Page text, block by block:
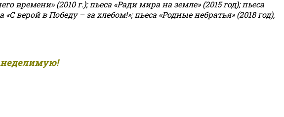
времени» (2010 г.); пьеса «Ради мира на земле» (2015 год); пьеса
«С верой в Победу – за хлебом!»;пьеса «Родные небратья» (2018 год),
неделимую!